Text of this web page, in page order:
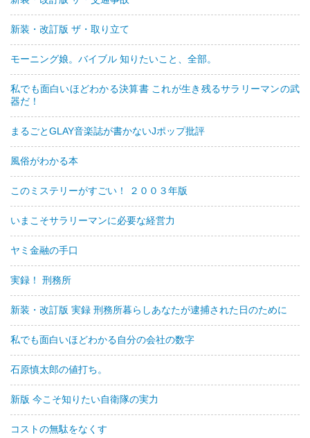
新装・改訂版 ザ・取り立て
モーニング娘。バイブル 知りたいこと、全部。
私でも面白いほどわかる決算書 これが生き残るサラリーマンの武
器だ！
まるごとGLAY音楽誌が書かないJポップ批評
風俗がわかる本
このミステリーがすごい！ ２００３年版
いまこそサラリーマンに必要な経営力
ヤミ金融の手口
実録！ 刑務所
新装・改訂版 実録 刑務所暮らしあなたが逮捕された日のために
私でも面白いほどわかる自分の会社の数字
石原慎太郎の値打ち。
新版 今こそ知りたい自衛隊の実力
コストの無駄をなくす